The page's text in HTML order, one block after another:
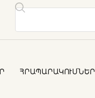
ՀՐԱՊԱՐԱԿՈՒՄՆԵՐ